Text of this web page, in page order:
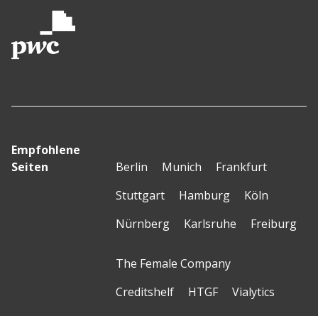
Empfohlene
Seiten
Berlin Munich
Frankfurt
Stuttgart
Hamburg
Köln
Nürnberg
Karlsruhe Freiburg
The Female Company
Creditshelf
HTGF
Vialytics